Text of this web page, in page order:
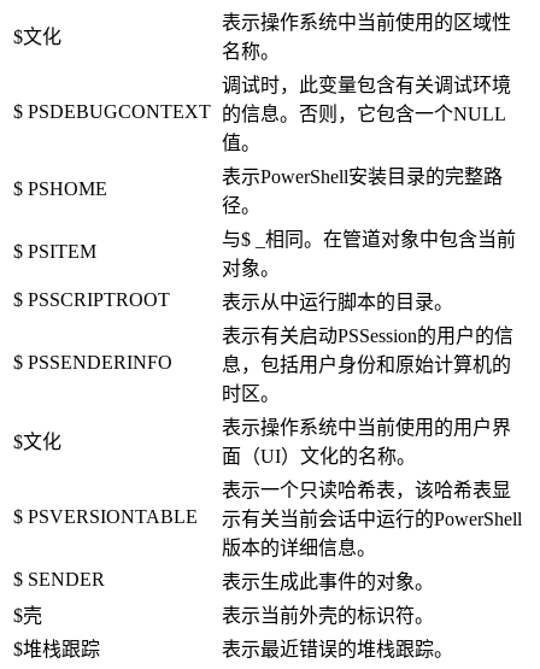
$文化
表示操作系统中当前使用的区域性
名称。
$ PSDEBUGCONTEXT
调试时，此变量包含有关调试环境
的信息。否则，它包含一个NULL
值。
$ PSHOME
表示PowerShell安装目录的完整路
径。
$ PSITEM
与$ _相同。在管道对象中包含当前
对象。
$ PSSCRIPTROOT
表示从中运行脚本的目录。
$ PSSENDERINFO
表示有关启动PSSession的用户的信
息，包括用户身份和原始计算机的
时区。
$文化
表示操作系统中当前使用的用户界
面（UI）文化的名称。
$ PSVERSIONTABLE
表示一个只读哈希表，该哈希表显
示有关当前会话中运行的PowerShell
版本的详细信息。
$ SENDER
表示生成此事件的对象。
$壳
表示当前外壳的标识符。
$堆栈跟踪
表示最近错误的堆栈跟踪。